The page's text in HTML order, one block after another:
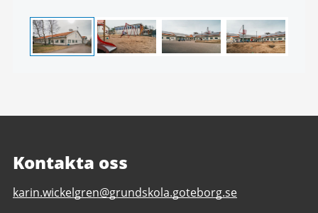
4
Kontakta oss
E-
karin.wickelgren@grundskola.goteborg.se